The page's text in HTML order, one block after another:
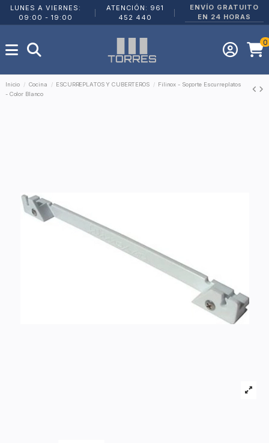
LUNES A VIERNES:
09:00 - 19:00
ATENCIÓN: 961
452 440
ENVÍO GRATUITO
EN 24 HORAS
0
Inicio Cocina ESCURREPLATOS Y CUBERTEROS
Filinox - Soporte Escurreplatos
- Color Blanco